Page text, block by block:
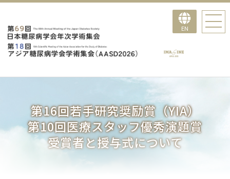
EN
第16回若手研究奨励賞（YIA）
第10回医療スタッフ優秀演題賞
受賞者と授与式について